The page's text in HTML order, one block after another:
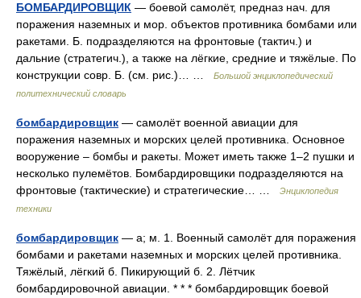
БОМБАРДИРОВЩИК — боевой самолёт, предназ нач. для
поражения наземных и мор. объектов противника бомбами или
ракетами. Б. подразделяются на фронтовые (тактич.) и
дальние (стратегич.), а также на лёгкие, средние и тяжёлые. По
конструкции совр. Б. (см. рис.)… …
Большой энциклопедический
политехнический словарь
бомбардировщик — самолёт военной авиации для
поражения наземных и морских целей противника. Основное
вооружение – бомбы и ракеты. Может иметь также 1–2 пушки и
несколько пулемётов. Бомбардировщики подразделяются на
фронтовые (тактические) и стратегические… …
Энциклопедия
техники
бомбардировщик — а; м. 1. Военный самолёт для поражения
бомбами и ракетами наземных и морских целей противника.
Тяжёлый, лёгкий б. Пикирующий б. 2. Лётчик
бомбардировочной авиации. * * * бомбардировщик боевой